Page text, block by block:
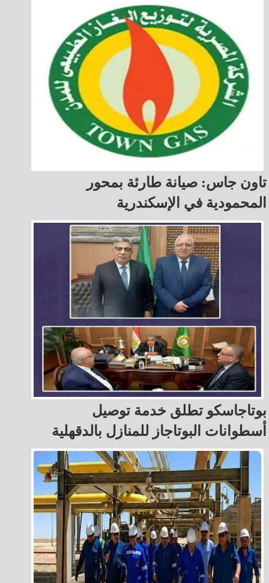
تاون جاس: صيانة طارئة بمحور
المحمودية في الإسكندرية
بوتاجاسكو تطلق خدمة توصيل
أسطوانات البوتاجاز للمنازل بالدقهلية